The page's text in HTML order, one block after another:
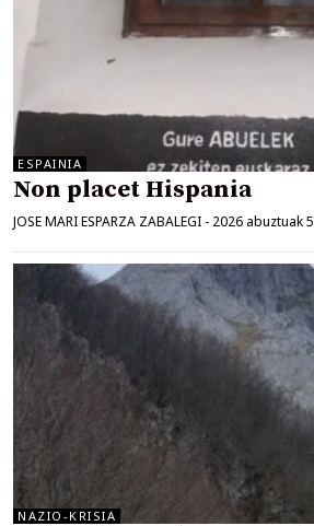
ESPAINIA
Non placet Hispania
JOSE MARI ESPARZA ZABALEGI - 2026 abuztuak 5
NAZIO-KRISIA